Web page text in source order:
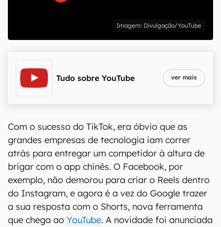
Divulgação/YouTube
Tudo sobre YouTube ver mais
Com o sucesso do TikTok, era óbvio que as
grandes empresas de tecnologia iam correr
atrás para entregar um competidor à altura de
brigar com o app chinês. O Facebook, por
exemplo, não demorou para criar o Reels dentro
do Instagram, e agora é a vez do Google trazer
a sua resposta com o Shorts, nova ferramenta
que chega ao YouTube. A novidade foi anunciada